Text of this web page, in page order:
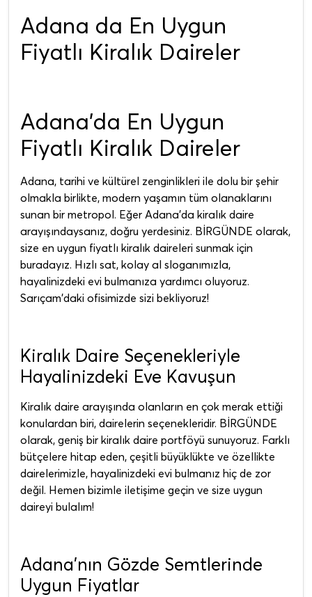
Adana da En Uygun
Fiyatlı Kiralık Daireler
Adana'da En Uygun
Fiyatlı Kiralık Daireler
Adana, tarihi ve kültürel zenginlikleri ile dolu bir şehir
olmakla birlikte, modern yaşamın tüm olanaklarını
sunan bir metropol. Eğer Adana'da kiralık daire
arayışındaysanız, doğru yerdesiniz. BİRGÜNDE olarak,
size en uygun fiyatlı kiralık daireleri sunmak için
buradayız. Hızlı sat, kolay al sloganımızla,
hayalinizdeki evi bulmanıza yardımcı oluyoruz.
Sarıçam'daki ofisimizde sizi bekliyoruz!
Kiralık Daire Seçenekleriyle
Hayalinizdeki Eve Kavuşun
Kiralık daire arayışında olanların en çok merak ettiği
konulardan biri, dairelerin seçenekleridir. BİRGÜNDE
olarak, geniş bir kiralık daire portföyü sunuyoruz. Farklı
bütçelere hitap eden, çeşitli büyüklükte ve özellikte
dairelerimizle, hayalinizdeki evi bulmanız hiç de zor
değil. Hemen bizimle iletişime geçin ve size uygun
daireyi bulalım!
Adana’nın Gözde Semtlerinde
Uygun Fiyatlar